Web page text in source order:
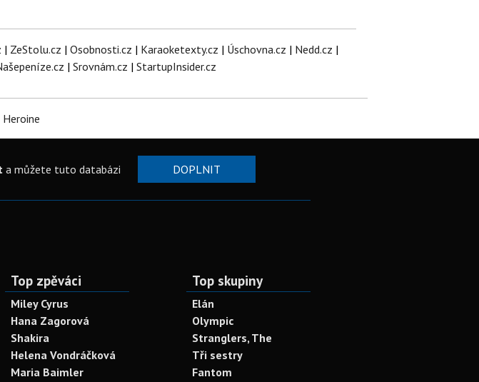
| ZeStolu.cz | Osobnosti.cz | Karaoketexty.cz | Úschovna.cz | Nedd.cz |
| Srovnám.cz | StartupInsider.cz
a můžete tuto databázi DOPLNIT
Top zpěváci
Miley Cyrus
Hana Zagorová
Shakira
Helena Vondráčková
Maria Baimler
Top skupiny
Elán
Olympic
Stranglers, The
Tři sestry
Fantom